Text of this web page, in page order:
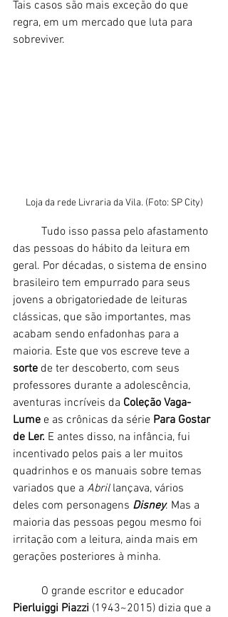
Tais casos são mais exceção do que
regra, em um mercado que luta para
sobreviver.
Loja da rede Livraria da Vila. (Foto: SP City)
das pessoas do hábito da leitura em
geral. Por décadas, o sistema de ensino
brasileiro tem empurrado para seus
jovens a obrigatoriedade de leituras
clássicas, que são importantes, mas
acabam sendo enfadonhas para a
maioria. Este que vos escreve teve a
sorte de ter descoberto, com seus
professores durante a adolescência,
aventuras incríveis da Coleção Vaga-
Lume e as crônicas da série Para Gostar
de Ler. E antes disso, na infância, fui
incentivado pelos pais a ler muitos
quadrinhos e os manuais sobre temas
variados que a Abril lançava, vários
deles com personagens Disney. Mas a
maioria das pessoas pegou mesmo foi
irritação com a leitura, ainda mais em
gerações posteriores à minha.
	O grande escritor e educador
Pierluiggi Piazzi (1943~2015) dizia que a